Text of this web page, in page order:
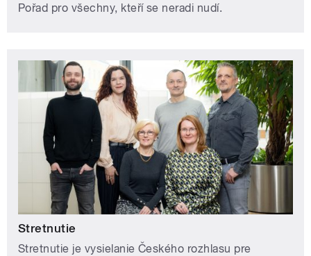
Pořad pro všechny, kteří se neradi nudí.
Stretnutie
Stretnutie je vysielanie Českého rozhlasu pre